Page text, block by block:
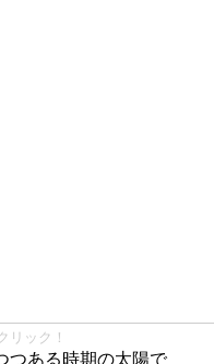
リック！
つある時期の太陽で